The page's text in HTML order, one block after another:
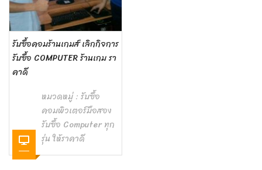
รับซื้อคอมร้านเกมส์ เลิกกิจการ
รับซื้อ COMPUTER ร้านเกม รา
คาดี
หมวดหมู่ : รับซื้อ
คอมพิวเตอร์มือสอง
รับซื้อ Computer ทุก
รุ่น ให้ราคาดี